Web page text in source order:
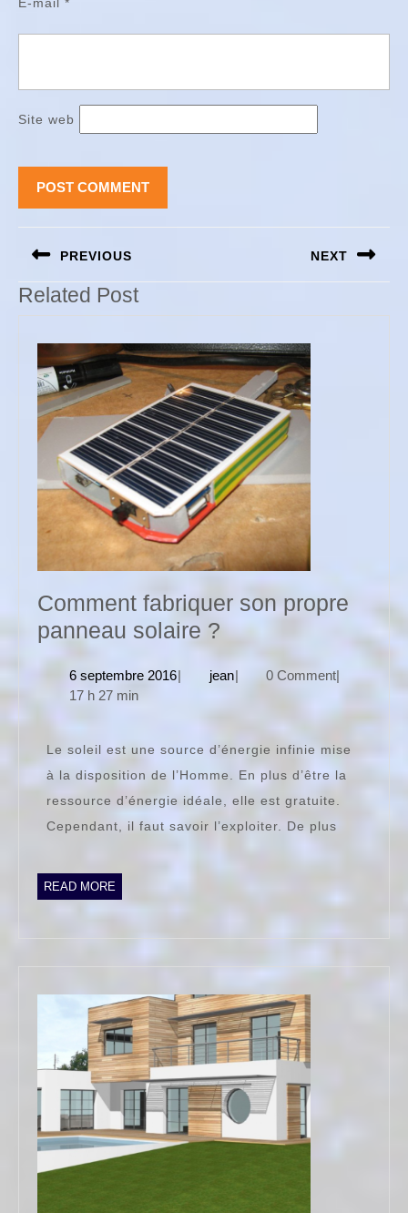
Site web
Navigation
de
l’article
PREVIOUS
Previous
post:
NEXT
post:
Related Post
Comment fabriquer son propre
panneau solaire ?Comment
fabriquer
son
propre
panneau
solaire
?
6 septembre 20166| jeanjean
| 0 Comment|
17 h 27 min
Le soleil est une source d’énergie infinie mise
à la disposition de l’Homme. En plus d’être la
ressource d’énergie idéale, elle est gratuite.
Cependant, il faut savoir l’exploiter. De plus
READ MORE
MORE